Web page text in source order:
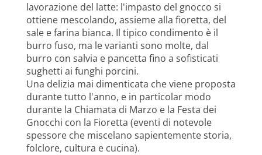
lavorazione del latte: l'impasto del gnocco si
ottiene mescolando, assieme alla fioretta, del
sale e farina bianca. Il tipico condimento è il
burro fuso, ma le varianti sono molte, dal
burro con salvia e pancetta fino a sofisticati
sughetti ai funghi porcini.
Una delizia mai dimenticata che viene proposta
durante tutto l'anno, e in particolar modo
durante la Chiamata di Marzo e la Festa dei
Gnocchi con la Fioretta (eventi di notevole
spessore che miscelano sapientemente storia,
folclore, cultura e cucina).